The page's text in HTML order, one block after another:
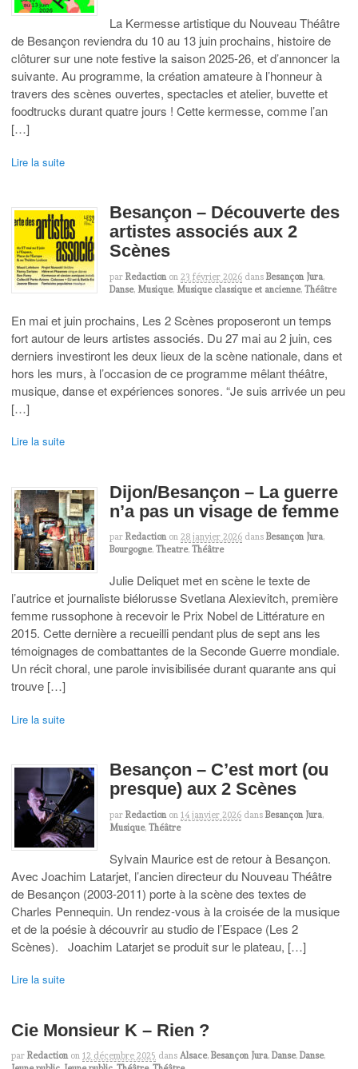
La Kermesse artistique du Nouveau Théâtre
de Besançon reviendra du 10 au 13 juin prochains, histoire de
clôturer sur une note festive la saison 2025-26, et d’annoncer la
suivante. Au programme, la création amateure à l’honneur à
travers des scènes ouvertes, spectacles et atelier, buvette et
foodtrucks durant quatre jours ! Cette kermesse, comme l’an
[…]
Lire la suite
Besançon – Découverte des
artistes associés aux 2
Scènes
par Redaction on 23 février 2026 dans Besançon Jura,
Danse, Musique, Musique classique et ancienne, Théâtre
En mai et juin prochains, Les 2 Scènes proposeront un temps
fort autour de leurs artistes associés. Du 27 mai au 2 juin, ces
derniers investiront les deux lieux de la scène nationale, dans et
hors les murs, à l’occasion de ce programme mêlant théâtre,
musique, danse et expériences sonores. “Je suis arrivée un peu
[…]
Lire la suite
Dijon/Besançon – La guerre
n’a pas un visage de femme
par Redaction on 28 janvier 2026 dans Besançon Jura,
Bourgogne, Theatre, Théâtre
Julie Deliquet met en scène le texte de
l’autrice et journaliste biélorusse Svetlana Alexievitch, première
femme russophone à recevoir le Prix Nobel de Littérature en
2015. Cette dernière a recueilli pendant plus de sept ans les
témoignages de combattantes de la Seconde Guerre mondiale.
Un récit choral, une parole invisibilisée durant quarante ans qui
trouve […]
Lire la suite
Besançon – C’est mort (ou
presque) aux 2 Scènes
par Redaction on 14 janvier 2026 dans Besançon Jura,
Musique, Théâtre
Sylvain Maurice est de retour à Besançon.
Avec Joachim Latarjet, l’ancien directeur du Nouveau Théâtre
de Besançon (2003-2011) porte à la scène des textes de
Charles Pennequin. Un rendez-vous à la croisée de la musique
et de la poésie à découvrir au studio de l’Espace (Les 2
Scènes). Joachim Latarjet se produit sur le plateau, […]
Lire la suite
Cie Monsieur K – Rien ?
par Redaction on 12 décembre 2025 dans Alsace, Besançon Jura, Danse, Danse,